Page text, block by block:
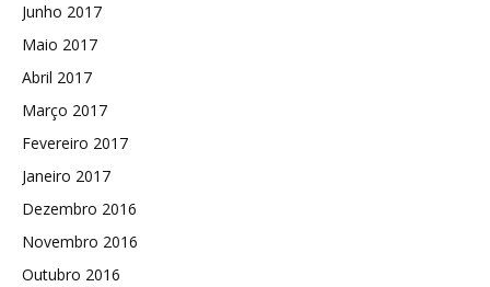
Junho 2017
Maio 2017
Abril 2017
Março 2017
Fevereiro 2017
Janeiro 2017
Dezembro 2016
Novembro 2016
Outubro 2016